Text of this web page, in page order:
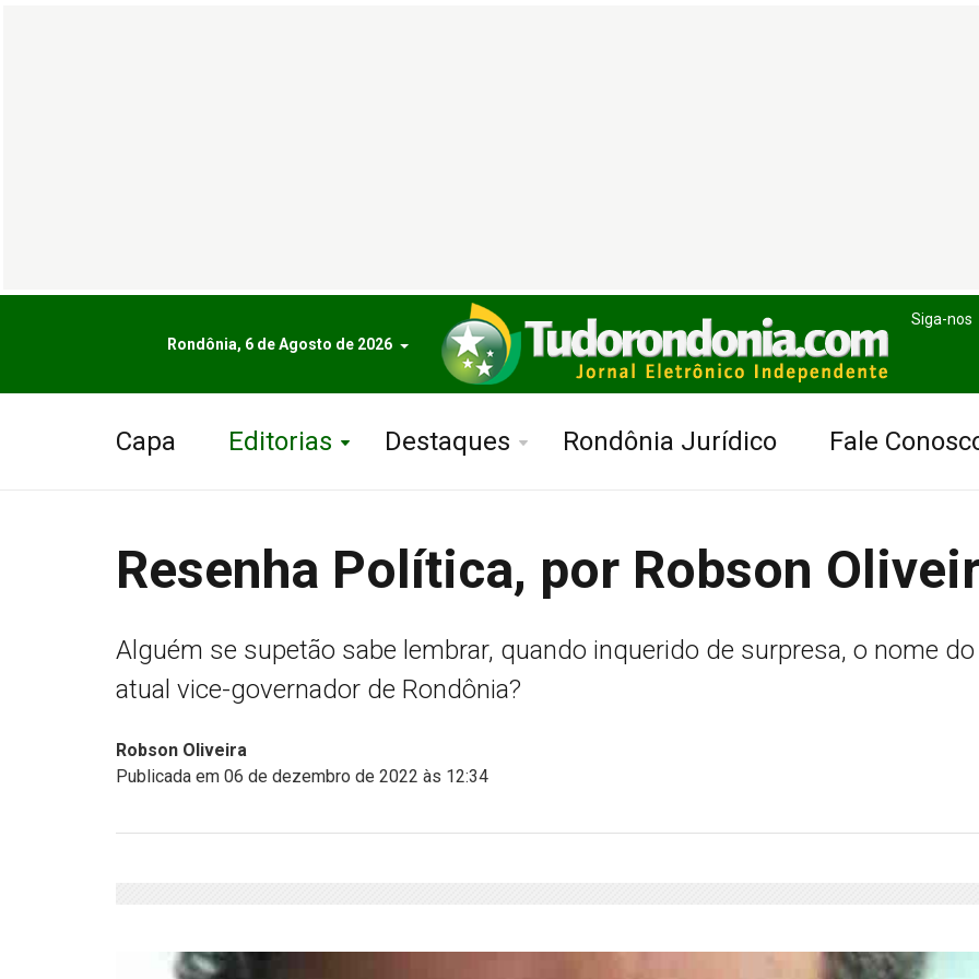
Rondônia, 6 de Agosto de 2026
Siga-nos
Capa Editorias Destaques Rondônia Jurídico Fale
Resenha Política, por Robson
Alguém se supetão sabe lembrar, quando inquerido de surpresa, o nome do
atual vice-governador de Rondônia?
Robson Oliveira
Publicada em 06 de dezembro de 2022 às 12:34